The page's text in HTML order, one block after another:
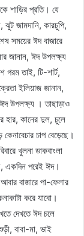
শাড়ির প্রতি। যে
ঝুট জামদানি, কারচুপি,
সময়ের ঈদ বাজারে
জানান, ঈদ উপলক্ষ্য
গরম তাই, টি-শার্ট,
ইলিয়াজ জানান,
ঈদ উপলক্ষ্য । তাছাড়াও
হার, কানের দুল, চুলে
চাপ বেড়েছে।
খুলনা ডাকবাংলা
একদিন পরেই ঈদ।
বাজারে পা-ফেলার
করে যাবো।
দেখতে ঈদ চলে
বাবা-মা, ভাই